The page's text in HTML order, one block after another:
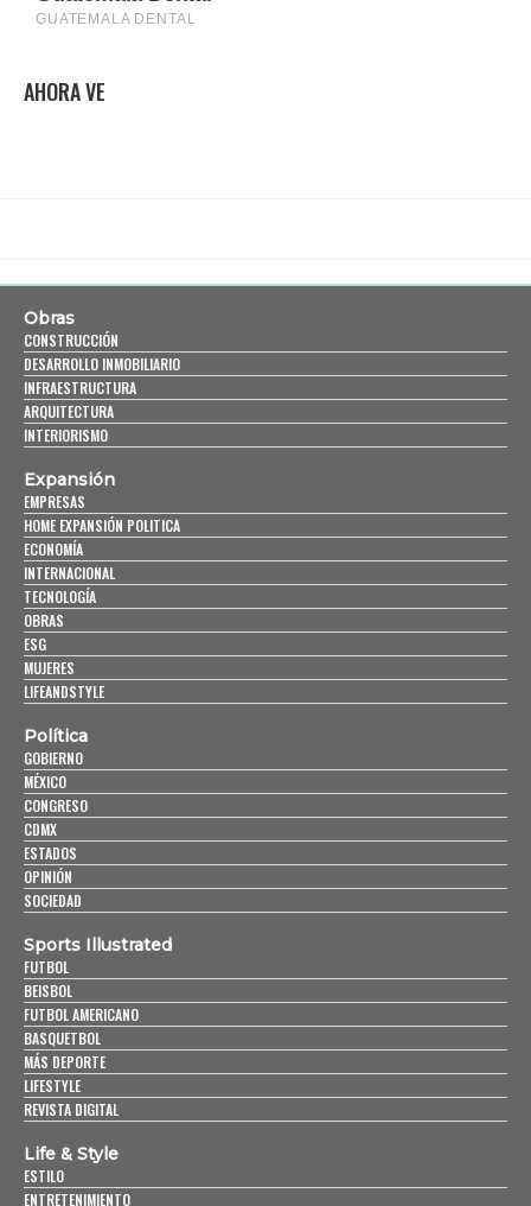
AHORA VE
Obras
CONSTRUCCIÓN
DESARROLLO INMOBILIARIO
INFRAESTRUCTURA
ARQUITECTURA
INTERIORISMO
Expansión
EMPRESAS
HOME EXPANSIÓN POLITICA
ECONOMÍA
INTERNACIONAL
TECNOLOGÍA
OBRAS
ESG
MUJERES
LIFEANDSTYLE
Política
GOBIERNO
MÉXICO
CONGRESO
CDMX
ESTADOS
OPINIÓN
SOCIEDAD
Sports Illustrated
FUTBOL
BEISBOL
FUTBOL AMERICANO
BASQUETBOL
MÁS DEPORTE
LIFESTYLE
REVISTA DIGITAL
Life & Style
ESTILO
ENTRETENIMIENTO